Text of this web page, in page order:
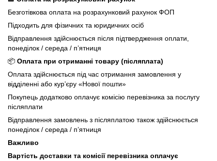
Безготівкова оплата на розрахунковий рахунок ФОП
Підходить для фізичних та юридичних осіб
Відправлення здійснюється після підтвердження оплати,
понеділок / середа / п’ятниця
📦 Оплата при отриманні товару (післяплата)
Оплата здійснюється під час отримання замовлення у
відділенні або кур’єру «Нової пошти»
Покупець додатково оплачує комісію перевізника за послугу
післяплати
Відправлення замовлень з післяплатою також здійснюється
понеділок / середа / п’ятниця
Важливо
Вартість доставки та комісії перевізника оплачує